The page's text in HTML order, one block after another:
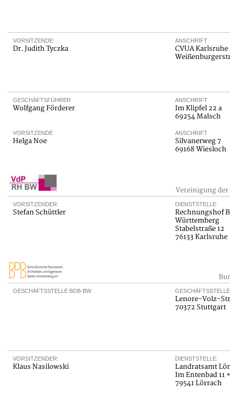
VORSITZENDE:
Dr. Judith Tyczka
ANSCHRIFT
CVUA Karlsruhe
GESCHÄFTSFÜHRER
Wolfgang Förderer
ANSCHRIFT
Im Klipfel 22 a
69254 Malsch
VORSITZENDE
Helga Noe
ANSCHRIFT
Silvanerweg 7
69168 Wiesloch
Vereinigung
VORSITZENDER:
Stefan Schüttler
DIENSTSTELLE:
Rechnungshof
Württemberg
Stabelstraße 12
76133 Karlsruhe
GESCHÄFTSSTELLE BDB-BW
Lenore-Volz-
70372 Stuttgart
VORSITZENDER:
Klaus Nasilowski
DIENSTSTELLE:
Landratsamt
Im Entenbad 11
79541 Lörrach